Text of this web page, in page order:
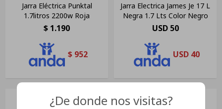
Jarra Eléctrica Punktal
1.7litros 2200w Roja
$ 1.190
$ 952
Jarra Electrica James Je 17 L
Negra 1.7 Lts Color Negro
USD 50
USD 40
¿De donde nos visitas?